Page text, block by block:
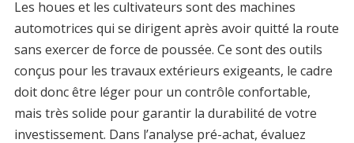
Les houes et les cultivateurs sont des machines
automotrices qui se dirigent après avoir quitté la route
sans exercer de force de poussée. Ce sont des outils
conçus pour les travaux extérieurs exigeants, le cadre
doit donc être léger pour un contrôle confortable,
mais très solide pour garantir la durabilité de votre
investissement. Dans l’analyse pré-achat, évaluez